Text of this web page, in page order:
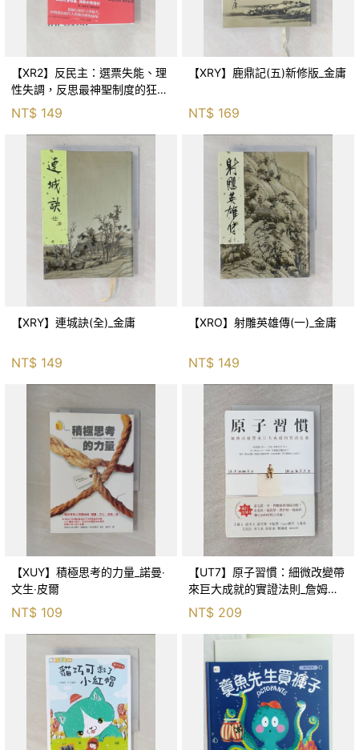
【XR2】反民主：選票失能、理
性失調，反思最神聖制度的狂亂
NT$ 149
【XRY】鹿鼎記(五)新修版_金庸
NT$ 169
【XRY】連城訣(全)_金庸
NT$ 149
【XRO】射雕英雄傳(一)_金庸
NT$ 149
【XUY】積極思考的力量_諾曼‧
文生‧皮爾
NT$ 109
【UT7】原子習慣：細微改變帶
來巨大成就的實證法則_詹姆斯‧
克利爾, 蔡世偉
NT$ 209